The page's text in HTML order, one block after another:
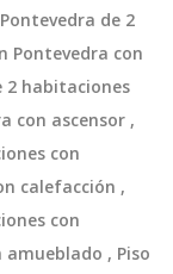
de 2
Pontevedra con
2 habitaciones
con ascensor ,
con
calefacción ,
con
, Piso